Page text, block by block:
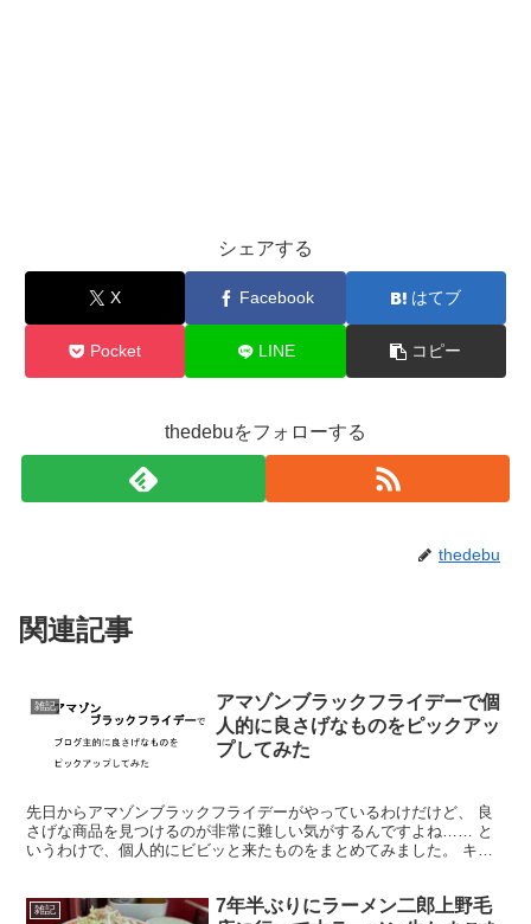
シェアする
X Facebook はてブ
Pocket LINE コピー
thedebuをフォローする
thedebu
関連記事
雑記
アマゾンブラックフライデーで個
人的に良さげなものをピックアッ
プしてみた
先日からアマゾンブラックフライデーがやっているわけだけど、 良
さげな商品を見つけるのが非常に難しい気がするんですよね…… と
いうわけで、個人的にビビッと来たものをまとめてみました。 キー
雑記
7年半ぶりにラーメン二郎上野毛